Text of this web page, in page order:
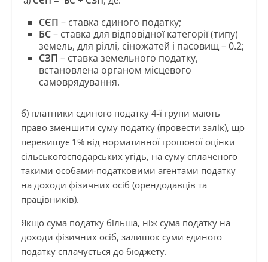
СЄП – ставка єдиного податку;
БС– ставка для відповідної категорії (типу)
земель, для ріллі, сіножатей і пасовищ – 0.2;
СЗП – ставка земельного податку,
встановлена органом місцевого
самоврядування.
б) платники єдиного податку 4-ї групи мають
право зменшити суму податку (провести залік), що
перевищує 1% від нормативної грошової оцінки
сільськогосподарських угідь, на суму сплаченого
такими особами-податковими агентами податку
на доходи фізичних осіб (орендодавців та
працівників).
Якщо сума податку більша, ніж сума податку на
доходи фізичних осіб, залишок суми єдиного
податку сплачується до бюджету.